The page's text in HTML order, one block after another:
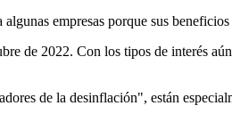
empresas porque sus
de 2022. Con los tipos de interés
de la desinflación", están